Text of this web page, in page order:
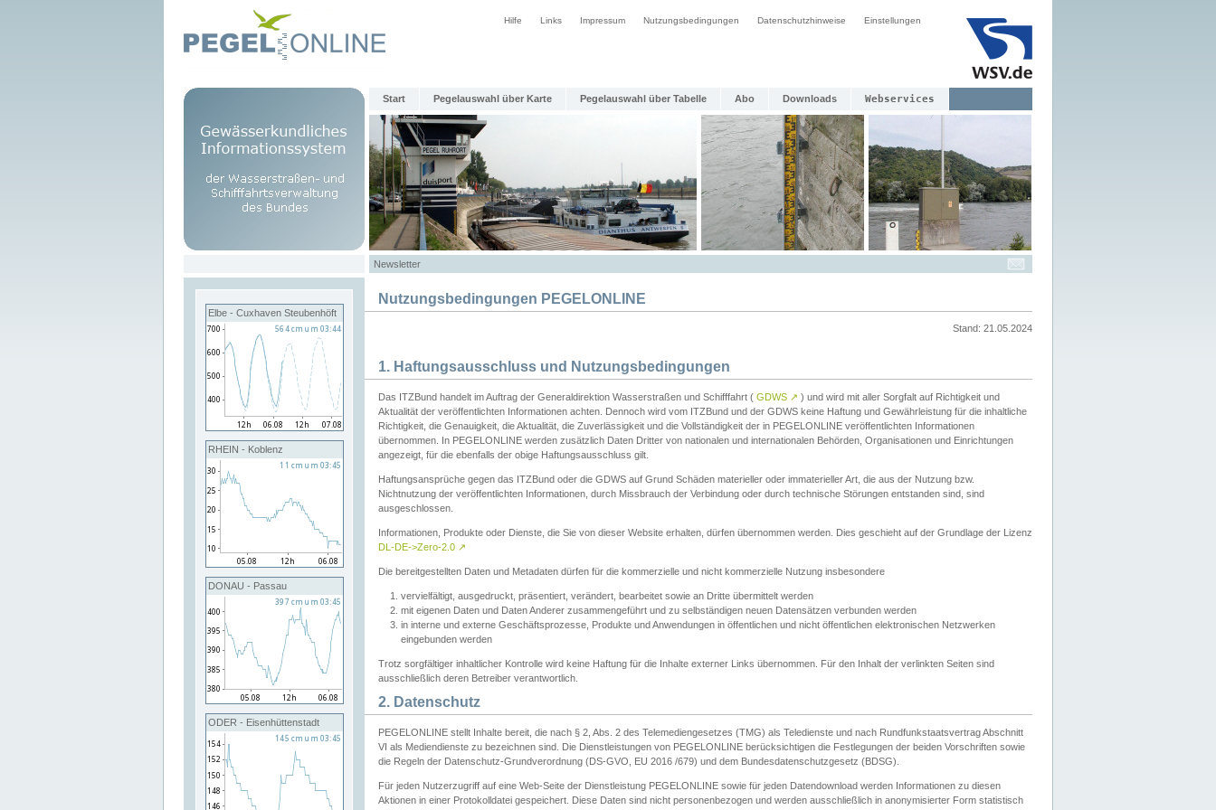
Hilfe Links Impressum Nutzungsbedingungen Datenschutzhinweise Einstellungen
Start Pegelauswahl über Karte Pegelauswahl über Tabelle Abo Downloads Webservices
Newsletter
Elbe - Cuxhaven Steubenhöft
RHEIN - Koblenz
DONAU - Passau
ODER - Eisenhüttenstadt
Nutzungsbedingungen PEGELONLINE
Stand: 21.05.2024
1. Haftungsausschluss und Nutzungsbedingungen
Das ITZBund handelt im Auftrag der Generaldirektion Wasserstraßen und Schifffahrt ( GDWS ↗ ) und wird mit aller Sorgfalt auf Richtigkeit und
Aktualität der veröffentlichten Informationen achten. Dennoch wird vom ITZBund und der GDWS keine Haftung und Gewährleistung für die inhaltliche
Richtigkeit, die Genauigkeit, die Aktualität, die Zuverlässigkeit und die Vollständigkeit der in PEGELONLINE veröffentlichten Informationen
übernommen. In PEGELONLINE werden zusätzlich Daten Dritter von nationalen und internationalen Behörden, Organisationen und Einrichtungen
angezeigt, für die ebenfalls der obige Haftungsausschluss gilt.
Haftungsansprüche gegen das ITZBund oder die GDWS auf Grund Schäden materieller oder immaterieller Art, die aus der Nutzung bzw.
Nichtnutzung der veröffentlichten Informationen, durch Missbrauch der Verbindung oder durch technische Störungen entstanden sind, sind
ausgeschlossen.
Informationen, Produkte oder Dienste, die Sie von dieser Website erhalten, dürfen übernommen werden. Dies geschieht auf der Grundlage der Lizenz
DL-DE->Zero-2.0 ↗
Die bereitgestellten Daten und Metadaten dürfen für die kommerzielle und nicht kommerzielle Nutzung insbesondere
vervielfältigt, ausgedruckt, präsentiert, verändert, bearbeitet sowie an Dritte übermittelt werden
mit eigenen Daten und Daten Anderer zusammengeführt und zu selbständigen neuen Datensätzen verbunden werden
in interne und externe Geschäftsprozesse, Produkte und Anwendungen in öffentlichen und nicht öffentlichen elektronischen Netzwerken
eingebunden werden
Trotz sorgfältiger inhaltlicher Kontrolle wird keine Haftung für die Inhalte externer Links übernommen. Für den Inhalt der verlinkten Seiten sind
ausschließlich deren Betreiber verantwortlich.
2. Datenschutz
PEGELONLINE stellt Inhalte bereit, die nach § 2, Abs. 2 des Telemediengesetzes (TMG) als Teledienste und nach Rundfunkstaatsvertrag Abschnitt
VI als Mediendienste zu bezeichnen sind. Die Dienstleistungen von PEGELONLINE berücksichtigen die Festlegungen der beiden Vorschriften sowie
die Regeln der Datenschutz-Grundverordnung (DS-GVO, EU 2016 /679) und dem Bundesdatenschutzgesetz (BDSG).
Für jeden Nutzerzugriff auf eine Web-Seite der Dienstleistung PEGELONLINE sowie für jeden Datendownload werden Informationen zu diesen
Aktionen in einer Protokolldatei gespeichert. Diese Daten sind nicht personenbezogen und werden ausschließlich in anonymisierter Form statistisch